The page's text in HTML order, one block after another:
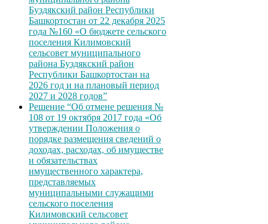
Буздякский район Республики
Башкортостан от 22 декабря 2025
года №160 «О бюджете сельского
поселения Килимовский
сельсовет муниципального
района Буздякский район
Республики Башкортостан на
2026 год и на плановый период
2027 и 2028 годов”
Решение “Об отмене решения №
108 от 19 октября 2017 года «Об
утверждении Положения о
порядке размещения сведений о
доходах, расходах, об имуществе
и обязательствах
имущественного характера,
представляемых
муниципальными служащими
сельского поселения
Килимовский сельсовет